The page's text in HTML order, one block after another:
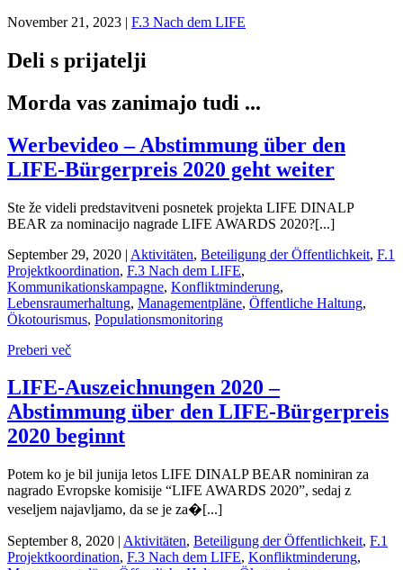
November 21, 2023 | F.3 Nach dem LIFE
Deli s prijatelji
Morda vas zanimajo tudi ...
Werbevideo – Abstimmung über den
LIFE-Bürgerpreis 2020 geht weiter
Ste že videli predstavitveni posnetek projekta LIFE DINALP
BEAR za nominacijo nagrade LIFE AWARDS 2020?[...]
September 29, 2020 | Aktivitäten, Beteiligung der Öffentlichkeit, F.1
Projektkoordination, F.3 Nach dem LIFE,
Kommunikationskampagne, Konfliktminderung,
Lebensraumerhaltung, Managementpläne, Öffentliche Haltung,
Ökotourismus, Populationsmonitoring
Preberi več
LIFE-Auszeichnungen 2020 –
Abstimmung über den LIFE-Bürgerpreis
2020 beginnt
Potem ko je bil junija letos LIFE DINALP BEAR nominiran za
nagrado Evropske komisije “LIFE AWARDS 2020”, sedaj z
veseljem najavljamo, da se je za�[...]
September 8, 2020 | Aktivitäten, Beteiligung der Öffentlichkeit, F.1
Projektkoordination, F.3 Nach dem LIFE, Konfliktminderung,